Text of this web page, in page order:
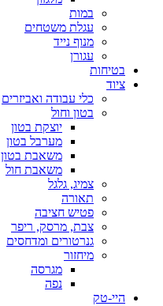
במות
עגלת משטחים
מנוף נייד
עגורן
בטיחות
ציוד
כלי עבודה ואביזרים
בטון וחול
יוצקת בטון
מערבל בטון
משאבת בטון
משאבת חול
צמיג, גלגל
תאורה
פטיש חציבה
צבת, מרסק, ריפר
גנרטורים ומדחסים
מיחזור
מגרסה
נפה
היי-טק